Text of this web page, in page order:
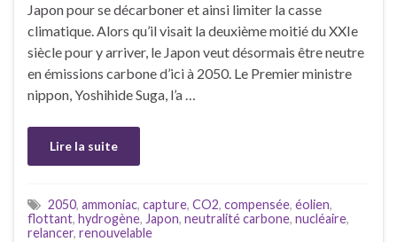
Japon pour se décarboner et ainsi limiter la casse
climatique. Alors qu’il visait la deuxième moitié du XXIe
siècle pour y arriver, le Japon veut désormais être neutre
en émissions carbone d’ici à 2050. Le Premier ministre
nippon, Yoshihide Suga, l’a …
Lire la suite
2050, ammoniac, capture, CO2, compensée, éolien,
flottant, hydrogène, Japon, neutralité carbone, nucléaire,
relancer, renouvelable